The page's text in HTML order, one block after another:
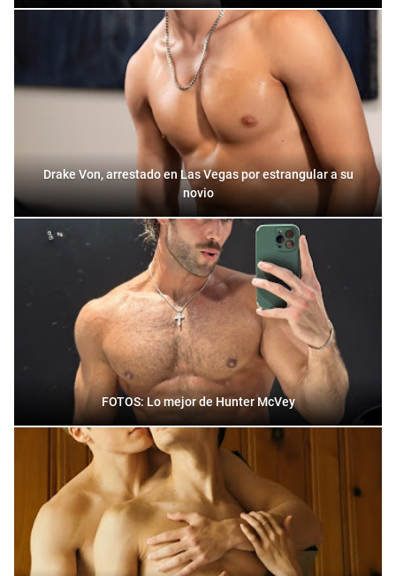
Drake Von, arrestado en Las Vegas por estrangular a su
novio
FOTOS: Lo mejor de Hunter McVey